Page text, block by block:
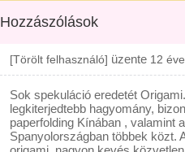
Hozzászólások
[Törölt felhasználó] üzente 12 éve
Sok spekuláció eredetét
legkiterjedtebb hagyomány,
paperfolding Kínában , valamint
Spanyolországban többek közt.